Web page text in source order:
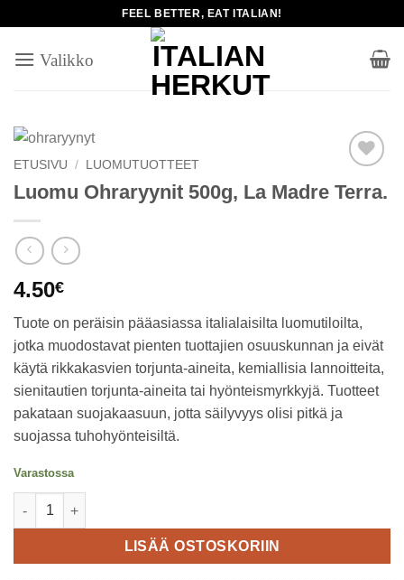
content
FEEL BETTER, EAT ITALIAN!
Add to
wishlist
ETUSIVU / LUOMUTUOTTEET
Luomu Ohraryynit 500g, La Madre Terra.
4.50€
Tuote on peräisin pääasiassa italialaisilta luomutiloilta,
jotka muodostavat pienten tuottajien osuuskunnan ja eivät
käytä rikkakasvien torjunta-aineita, kemiallisia lannoitteita,
sienitautien torjunta-aineita tai hyönteismyrkkyjä. Tuotteet
pakataan suojakaasuun, jotta säilyvyys olisi pitkä ja
suojassa tuhohyönteisiltä.
Varastossa
Luomu Ohraryynit 500g, La Madre Terra. määrä
LISÄÄ OSTOSKORIIN